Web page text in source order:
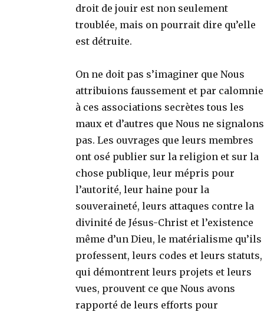
droit de jouir est non seulement
troublée, mais on pourrait dire qu’elle
est détruite.
On ne doit pas s’imaginer que Nous
attribuions faussement et par calomnie
à ces associations secrètes tous les
maux et d’autres que Nous ne signalons
pas. Les ouvrages que leurs membres
ont osé publier sur la religion et sur la
chose publique, leur mépris pour
l’autorité, leur haine pour la
souveraineté, leurs attaques contre la
divinité de Jésus-Christ et l’existence
même d’un Dieu, le matérialisme qu’ils
professent, leurs codes et leurs statuts,
qui démontrent leurs projets et leurs
vues, prouvent ce que Nous avons
rapporté de leurs efforts pour